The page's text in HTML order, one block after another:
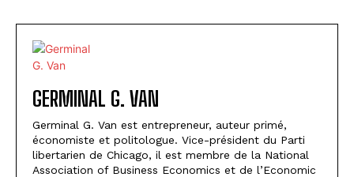
GERMINAL G. VAN
Germinal G. Van est entrepreneur, auteur primé,
économiste et politologue. Vice-président du Parti
libertarien de Chicago, il est membre de la National
Association of Business Economics et de l’Economic